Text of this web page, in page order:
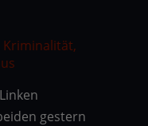
Kriminalität,
gestern